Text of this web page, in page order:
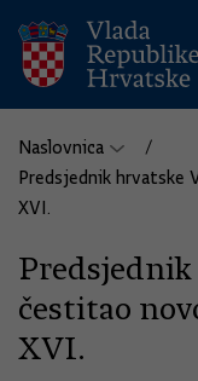
Naslovnica
Predsjednik hrvatske
XVI.
čestitao
XVI.